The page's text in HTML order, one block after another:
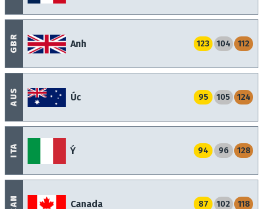
AUS Úc 95 105 124
CAN Canada 87 102 118
GBR Anh 123 104 112
ITA Ý 94 96 128